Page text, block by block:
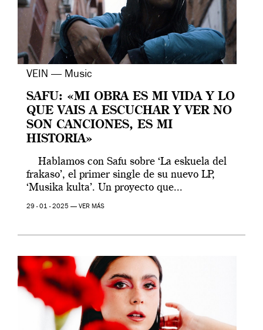
VEIN — Music
SAFU: «MI OBRA ES MI VIDA Y LO
QUE VAIS A ESCUCHAR Y VER NO
SON CANCIONES, ES MI
HISTORIA»
Hablamos con Safu sobre ‘La eskuela del
frakaso’, el primer single de su nuevo LP,
‘Musika kulta’. Un proyecto que...
29 - 01 - 2025 — VER MÁS